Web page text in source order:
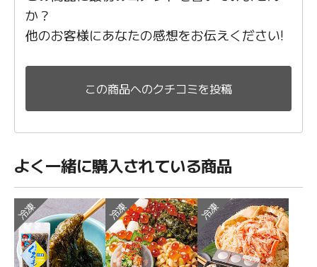
か？
他のお客様にあなたの感想をお伝えください!
この商品へのクチコミを投稿
よく一緒に購入されている商品
冷凍 冷凍 冷凍